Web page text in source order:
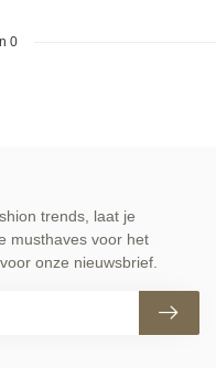
0
trends, laat je
musthaves voor het
onze nieuwsbrief.